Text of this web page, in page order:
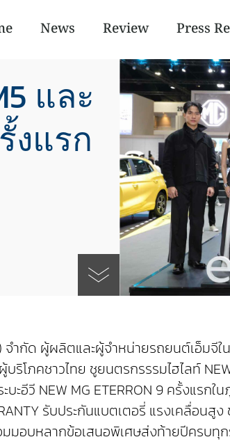
News Review Press
และ
งแรก
จำกัด ผู้ผลิตและผู้จำหน่ายรถยนต์เอ็มจี
ริโภคชาวไทย ชูยนตรกรรรมไฮไลท์
อีวี NEW MG ETERRON 9 ครั้งแรก
รับประกันแบตเตอรี่ แรงเคลื่อน
มอบหลากข้อเสนอพิเศษส่งท้ายปีครบทุ